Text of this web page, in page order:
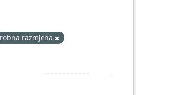
robna razmjena